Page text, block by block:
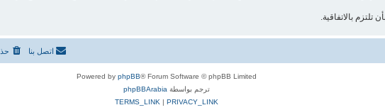
بالاتفاقية.
اتصل بنا
Powered by phpBB® Forum Software © phpBB Limited
ترجم بواسطة phpBBArabia
PRIVACY_LINK
|
TERMS_LINK